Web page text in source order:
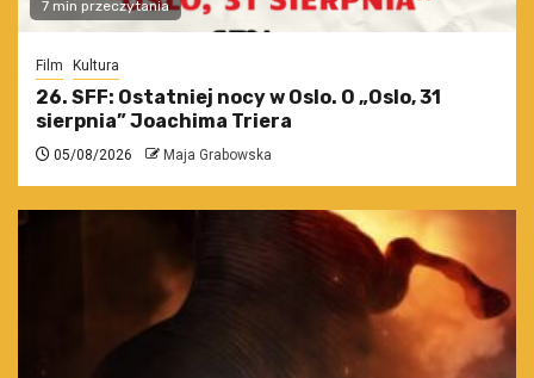
7 min przeczytania
Film Kultura
26. SFF: Ostatniej nocy w Oslo. O „Oslo, 31
sierpnia” Joachima Triera
05/08/2026 Maja Grabowska